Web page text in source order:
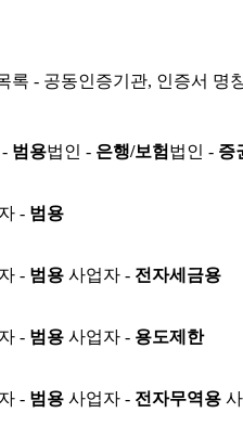
록 - 공동인증기관, 인증서 명
범용법인 - 은행/보험 법인 - 증
- 범용
- 범용 사업자 - 전자세금용
- 범용 사업자 - 용도제한
- 범용 사업자 - 전자무역용